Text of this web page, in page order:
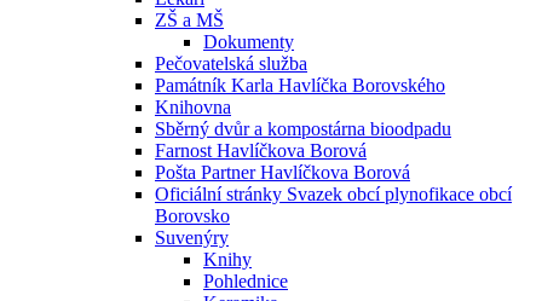
ZŠ a MŠ
Dokumenty
Pečovatelská služba
Památník Karla Havlíčka Borovského
Knihovna
Sběrný dvůr a kompostárna bioodpadu
Farnost Havlíčkova Borová
Pošta Partner Havlíčkova Borová
Oficiální stránky Svazek obcí plynofikace obcí
Borovsko
Suvenýry
Knihy
Pohlednice